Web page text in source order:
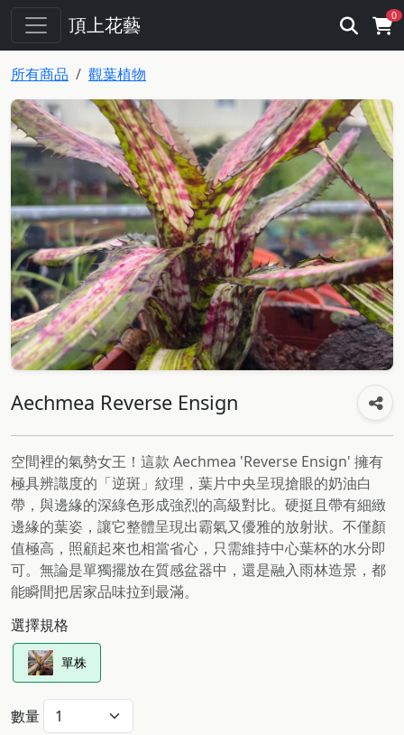
頂上花藝 0
所有商品 觀葉植物
Aechmea Reverse Ensign
空間裡的氣勢女王！這款 Aechmea 'Reverse Ensign' 擁有
極具辨識度的「逆斑」紋理，葉片中央呈現搶眼的奶油白
帶，與邊緣的深綠色形成強烈的高級對比。硬挺且帶有細緻
邊緣的葉姿，讓它整體呈現出霸氣又優雅的放射狀。不僅顏
值極高，照顧起來也相當省心，只需維持中心葉杯的水分即
可。無論是單獨擺放在質感盆器中，還是融入雨林造景，都
能瞬間把居家品味拉到最滿。
選擇規格
單株
數量